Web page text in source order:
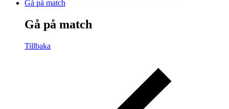
Gå på match
Gå på match
Tillbaka